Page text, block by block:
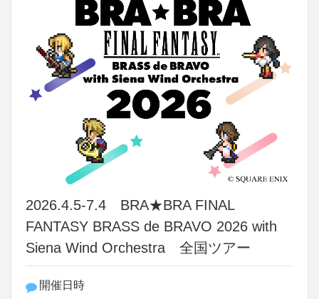
2026.4.5-7.4 BRA★BRA FINAL
FANTASY BRASS de BRAVO 2026 with
Siena Wind Orchestra 全国ツアー
開催日時